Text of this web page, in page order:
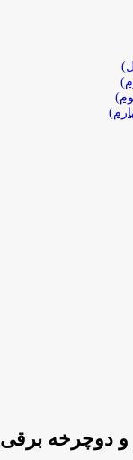
و دوچرخه